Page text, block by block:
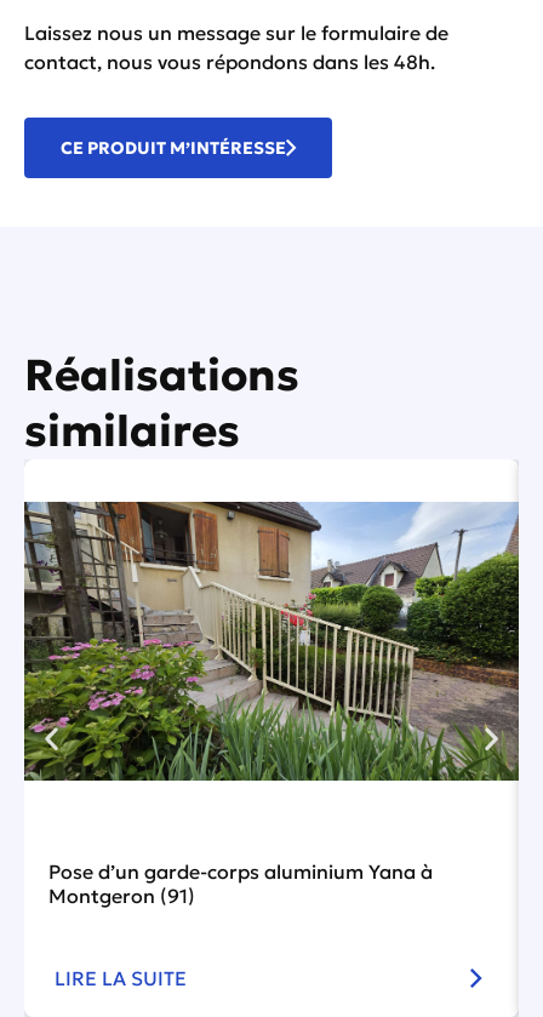
Laissez nous un message sur le formulaire de
contact, nous vous répondons dans les 48h.
CE PRODUIT M’INTÉRESSE
Réalisations
similaires
Pose d’un garde-corps aluminium Yana à
Montgeron (91)
LIRE LA SUITE